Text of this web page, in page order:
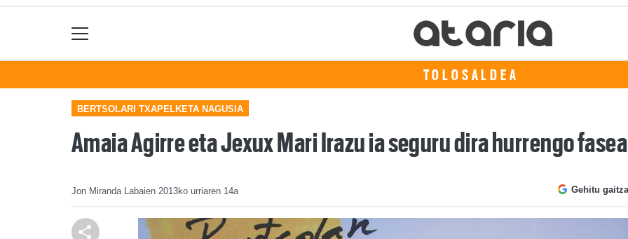
TOLOSALDEA
BERTSOLARI TXAPELKETA NAGUSIA
Amaia Agirre eta Jexux Mari Irazu ia seguru dira hurrengo
Jon Miranda Labaien 2013ko urriaren 14a Gehitu